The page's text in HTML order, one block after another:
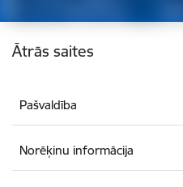
Kājene
Ātrās saites
Pašvaldība
Norēķinu informācija